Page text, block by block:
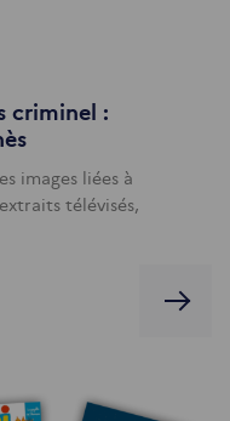
criminel :
images liées à
télévisés,